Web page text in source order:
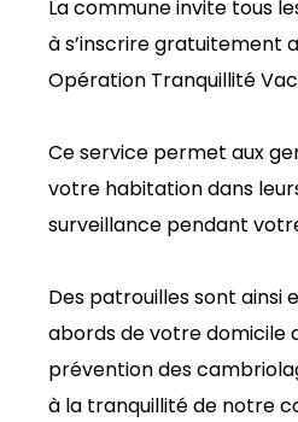
La commune invite tous
à s’inscrire gratuitement
Opération Tranquillité
Ce service permet aux
votre habitation dans
surveillance pendant
Des patrouilles sont ainsi
abords de votre domicile
prévention des
à la tranquillité de notre